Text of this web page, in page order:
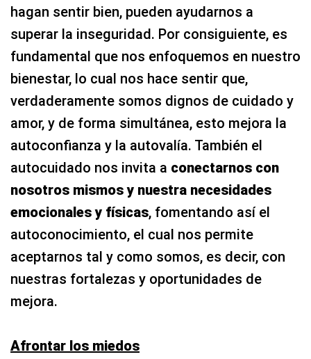
hagan sentir bien, pueden ayudarnos a
superar la inseguridad. Por consiguiente, es
fundamental que nos enfoquemos en nuestro
bienestar, lo cual nos hace sentir que,
verdaderamente somos dignos de cuidado y
amor, y de forma simultánea, esto mejora la
autoconfianza y la autovalía. También el
autocuidado nos invita a conectarnos con
nosotros mismos y nuestra necesidades
emocionales y físicas, fomentando así el
autoconocimiento, el cual nos permite
aceptarnos tal y como somos, es decir, con
nuestras fortalezas y oportunidades de
mejora.
Afrontar los miedos